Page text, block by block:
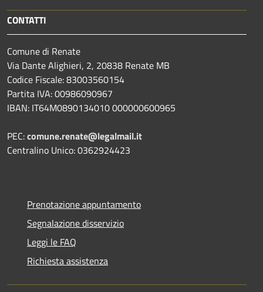
CONTATTI
Comune di Renate
Via Dante Alighieri, 2, 20838 Renate MB
Codice Fiscale: 83003560154
Partita IVA: 00986090967
IBAN: IT64M0890134010 000000600965
PEC:comune.renate@legalmail.it
Centralino Unico: 0362924423
Prenotazione appuntamento
Segnalazione disservizio
Leggi le FAQ
Richiesta assistenza